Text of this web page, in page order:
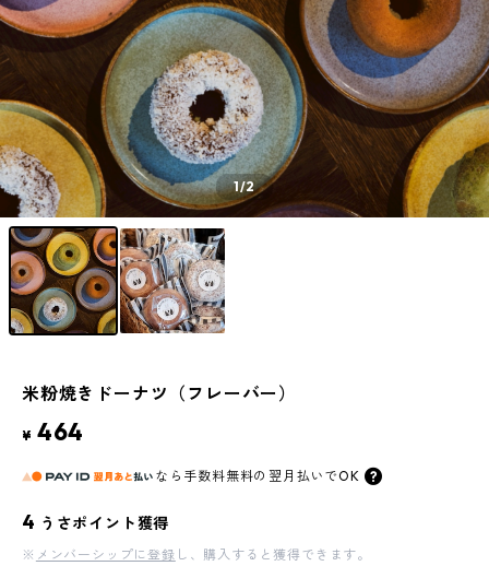
1/2
米粉焼きドーナツ（フレーバー）
¥ 464
なら 手数料無料の 翌月払いでOK
4 うさポイント獲得
※ メンバーシップに登録 し、購入すると獲得できます。